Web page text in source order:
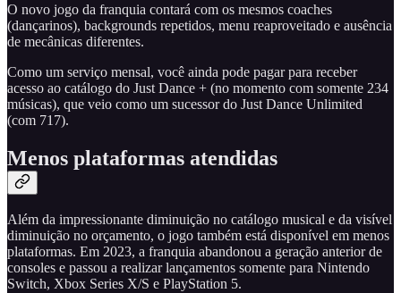
O novo jogo da franquia contará com os mesmos coaches
(dançarinos), backgrounds repetidos, menu reaproveitado e ausência
de mecânicas diferentes.
Como um serviço mensal, você ainda pode pagar para receber
acesso ao catálogo do Just Dance + (no momento com somente 234
músicas), que veio como um sucessor do Just Dance Unlimited
(com 717).
Menos plataformas atendidas
Além da impressionante diminuição no catálogo musical e da visível
diminuição no orçamento, o jogo também está disponível em menos
plataformas. Em 2023, a franquia abandonou a geração anterior de
consoles e passou a realizar lançamentos somente para Nintendo
Switch, Xbox Series X/S e PlayStation 5.